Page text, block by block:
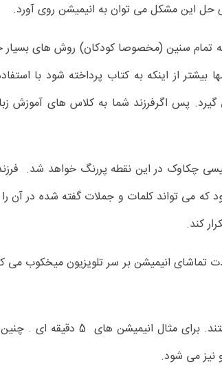
حل این مشکل می توان به انیمیشن روی آورد.
تمام سنین (مخصوصا کودکان) روش های
بیشتر از اینکه به کتاب پرداخته شود با
پس اگرفرزند شما به کلاس های آموزش
چکاوک در این نقطه پررنگ خواهد شد.
می تواند کلمات و جملات گفته شده در آن
کند.
تماشای انیمیشن بر سر تلویزیون میخکوب
البته بهتر است در ابتدا از انیمیشن
نیز می شود.